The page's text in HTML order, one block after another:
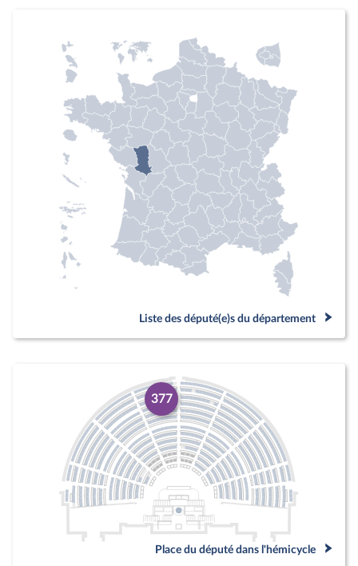
Liste des député(e)s du département
377
Place du député dans l'hémicycle